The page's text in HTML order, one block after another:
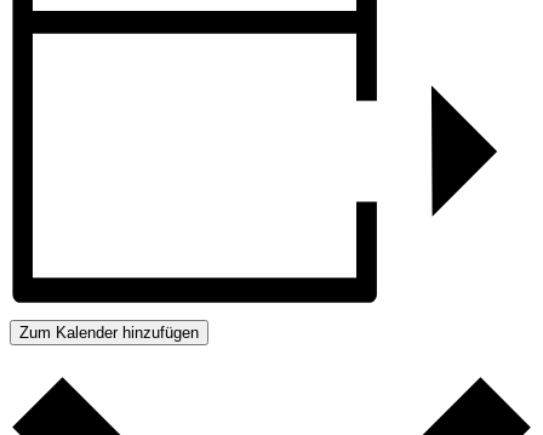
Zum Kalender hinzufügen